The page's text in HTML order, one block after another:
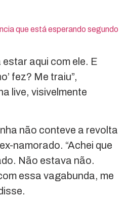
que está esperando segundo
aqui com ele. E
fez? Me traiu”,
live, visivelmente
não conteve a revolta
namorado. “Achei que
Não estava não.
essa vagabunda, me